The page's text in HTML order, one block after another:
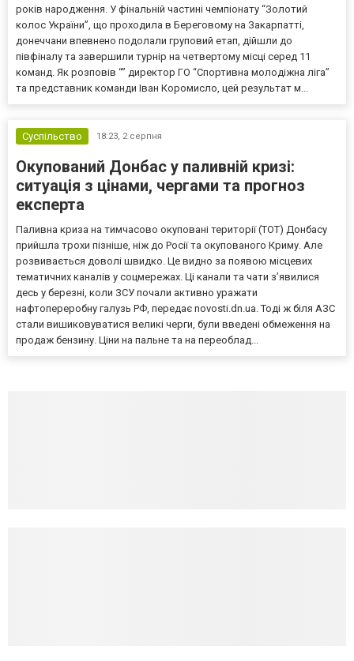
років народження. У фінальній частині чемпіонату “Золотий
колос України”, що проходила в Береговому на Закарпатті,
донеччани впевнено подолали груповий етап, дійшли до
півфіналу та завершили турнір на четвертому місці серед 11
команд. Як розповів “” директор ГО “Спортивна молодіжна ліга”
та представник команди Іван Коромисло, цей результат м...
Суспільство 18:23, 2 серпня
Окупований Донбас у паливній кризі:
ситуація з цінами, чергами та прогноз
експерта
Паливна криза на тимчасово окуповані території (ТОТ) Донбасу
прийшла трохи пізніше, ніж до Росії та окупованого Криму. Але
розвивається доволі швидко. Це видно за появою місцевих
тематичних каналів у соцмережах. Ці канали та чати з’явилися
десь у березні, коли ЗСУ почали активно уражати
нафтопереробну галузь РФ, передає novosti.dn.ua. Тоді ж біля АЗС
стали вишиковуватися великі черги, були введені обмеження на
продаж бензину. Ціни на пальне та на переоблад...